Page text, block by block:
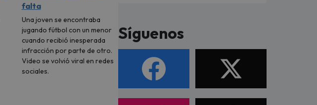
falta
Una joven se encontraba
jugando fútbol con un menor
cuando recibió inesperada
infracción por parte de otro.
Video se volvió viral en redes
sociales.
Síguenos